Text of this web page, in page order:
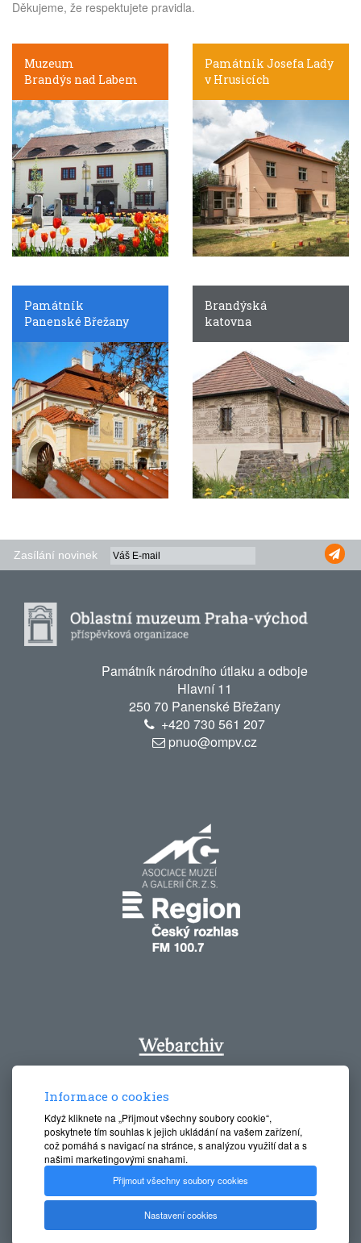
Děkujeme, že respektujete pravidla.
Muzeum
Brandýs nad Labem
Památník Josefa Lady
v Hrusicích
Památník
Panenské Břežany
Brandýská
katovna
Zasílání novinek
Památník národního útlaku a odboje
Hlavní 11
250 70 Panenské Břežany
+420 730 561 207
pnuo@ompv.cz
Oblastní muzeum Praha - východ 2016-2026 © All Rights
Reserved, Created by
Informace o cookies
Když kliknete na „Přijmout všechny soubory cookie“,
poskytnete tím souhlas k jejich ukládání na vašem zařízení,
což pomáhá s navigací na stránce, s analýzou využití dat a s
našimi marketingovými snahami.
Přijmout všechny soubory cookies
Nastavení cookies